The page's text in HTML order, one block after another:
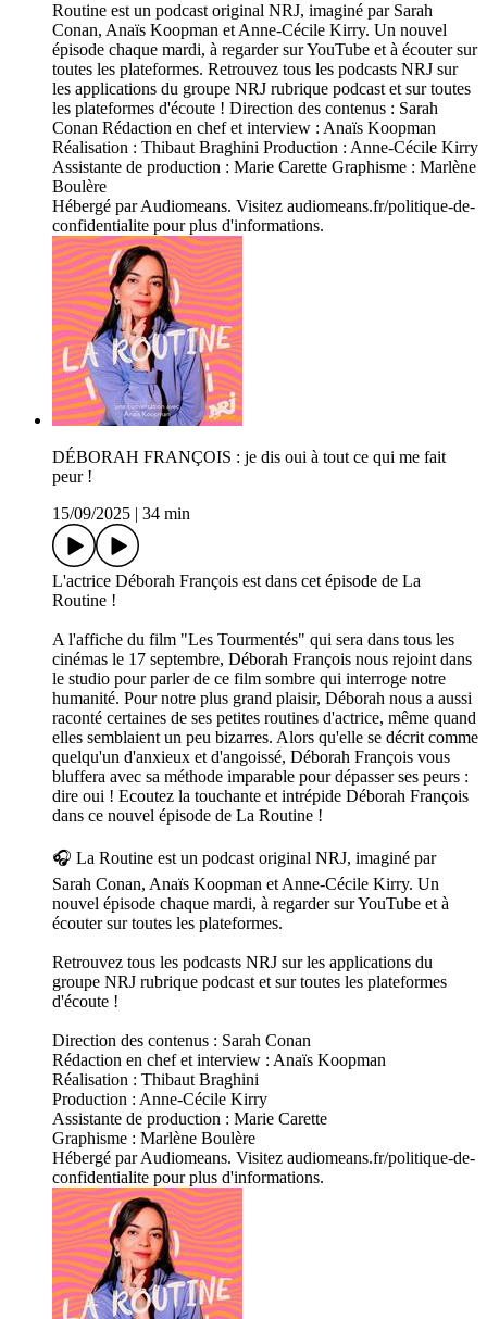
Routine est un podcast original NRJ, imaginé par Sarah
Conan, Anaïs Koopman et Anne-Cécile Kirry. Un nouvel
épisode chaque mardi, à regarder sur YouTube et à écouter sur
toutes les plateformes. Retrouvez tous les podcasts NRJ sur
les applications du groupe NRJ rubrique podcast et sur toutes
les plateformes d'écoute ! Direction des contenus : Sarah
Conan Rédaction en chef et interview : Anaïs Koopman
Réalisation : Thibaut Braghini Production : Anne-Cécile Kirry
Assistante de production : Marie Carette Graphisme : Marlène
Boulère
Hébergé par Audiomeans. Visitez audiomeans.fr/politique-de-
confidentialite pour plus d'informations.
DÉBORAH FRANÇOIS : je dis oui à tout ce qui me fait
peur !
15/09/2025
34 min
L'actrice Déborah François est dans cet épisode de La
Routine !
A l'affiche du film "Les Tourmentés" qui sera dans tous les
cinémas le 17 septembre, Déborah François nous rejoint dans
le studio pour parler de ce film sombre qui interroge notre
humanité. Pour notre plus grand plaisir, Déborah nous a aussi
raconté certaines de ses petites routines d'actrice, même quand
elles semblaient un peu bizarres. Alors qu'elle se décrit comme
quelqu'un d'anxieux et d'angoissé, Déborah François vous
bluffera avec sa méthode imparable pour dépasser ses peurs :
dire oui ! Ecoutez la touchante et intrépide Déborah François
dans ce nouvel épisode de La Routine !
🎧 La Routine est un podcast original NRJ, imaginé par
Sarah Conan, Anaïs Koopman et Anne-Cécile Kirry. Un
nouvel épisode chaque mardi, à regarder sur YouTube et à
écouter sur toutes les plateformes.
Retrouvez tous les podcasts NRJ sur les applications du
groupe NRJ rubrique podcast et sur toutes les plateformes
d'écoute !
Direction des contenus : Sarah Conan
Rédaction en chef et interview : Anaïs Koopman
Réalisation : Thibaut Braghini
Production : Anne-Cécile Kirry
Assistante de production : Marie Carette
Graphisme : Marlène Boulère
Hébergé par Audiomeans. Visitez audiomeans.fr/politique-de-
confidentialite pour plus d'informations.